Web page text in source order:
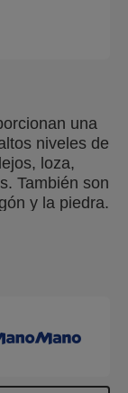
una
niveles de
loza,
También son
y la piedra.